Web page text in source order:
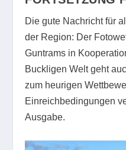
Die gute Nachricht für
der Region: Der
Guntrams in
Buckligen Welt geht
zum heurigen
Einreichbedingungen
Ausgabe.